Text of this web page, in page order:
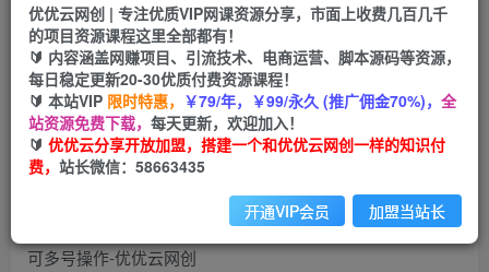
会员专属资源
会员免费
您暂无购买权限，请先开通会员
开通会员
优优云网创 | 专注优质VIP网课资源分享，市面上收费几百几千
的项目资源课程这里全部都有！
🔰 内容涵盖网赚项目、引流技术、电商运营、脚本源码等资源，
每日稳定更新20-30优质付费资源课程！
🔰 本站VIP 限时特惠， ￥79/年，￥99/永久 (推广佣金70%)， 全
站资源免费下载， 每天更新，欢迎加入！
🔰 优优云分享开放加盟，搭建一个和优优云网创一样的知识付
费， 站长微信：58663435
开通VIP会员 加盟当站长